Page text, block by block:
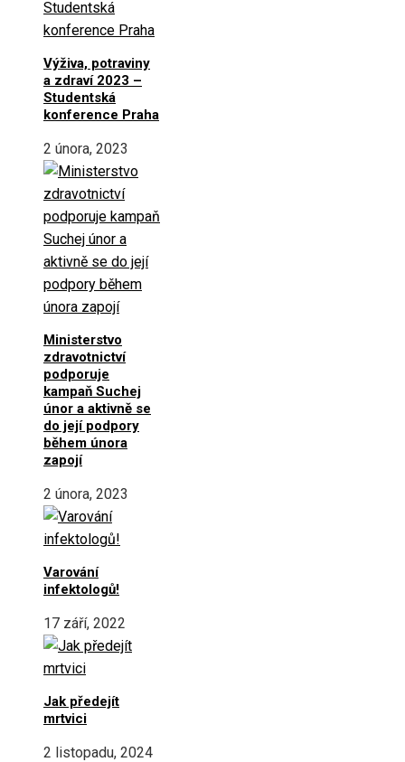
Výživa, potraviny
a zdraví 2023 –
Studentská
konference Praha
2 února, 2023
Ministerstvo
zdravotnictví
podporuje
kampaň Suchej
únor a aktivně se
do její podpory
během února
zapojí
2 února, 2023
Varování
infektologů!
17 září, 2022
Jak předejít
mrtvici
2 listopadu, 2024